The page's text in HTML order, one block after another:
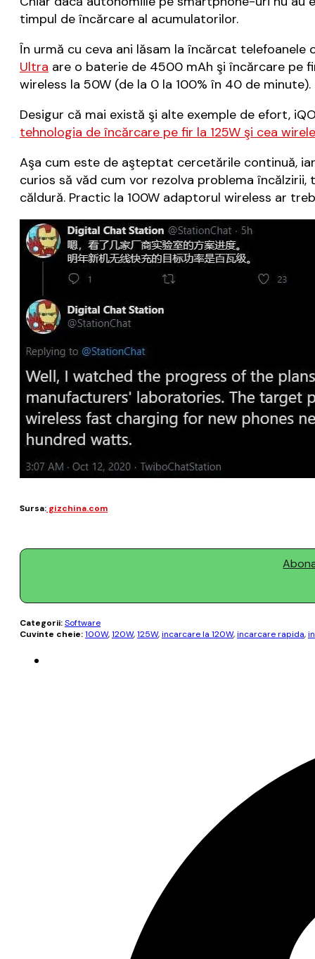
timpul de încărcare al acumulatorilor.
În urmă cu ceva ani lăsam la încărcat
Ultra are o baterie de 4500 mAh şi încărcare pe
wireless la 50W (de la 0 la 100% în 40 de minute).
Desigur că mai există şi alte exemple de efort,
tehnologia de încărcare pe fir la 125W şi cea
Aşa cum este de aşteptat cercetările continuă,
curios să văd cum vor rezolva problema
căldură. Practic la 100W adaptorul wireless ar
Sursa: gizchina.com
Categorii:Software
Cuvinte cheie:100W,120W,125W,incarcare la 120W,incarcare rapida,